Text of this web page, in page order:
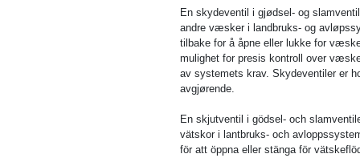
En skydeventil i gjødsel- og
andre væsker i landbruks- og
tilbake for å åpne eller lukke for
mulighet for presis kontroll over
av systemets krav. Skydeventiler er
avgjørende.
En skjutventil i gödsel- och
vätskor i lantbruks- och
för att öppna eller stänga för